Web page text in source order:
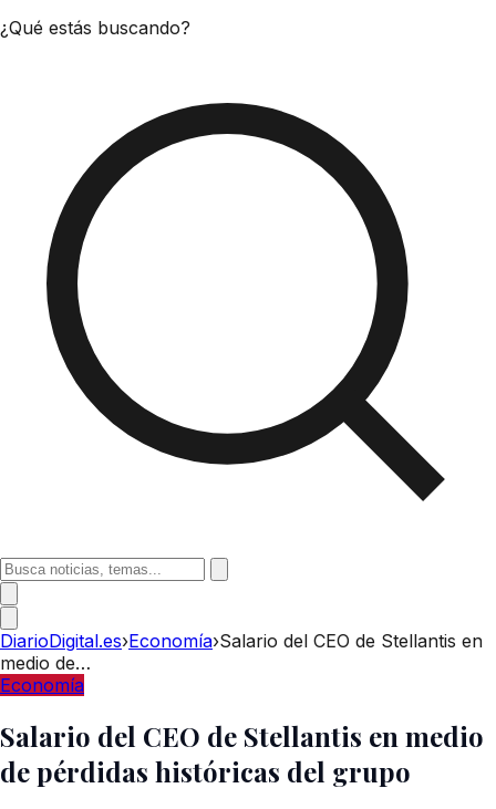
¿Qué estás buscando?
DiarioDigital.es›Economía›Salario del CEO de Stellantis en
medio de…
Economía
Salario del CEO de Stellantis en medio
de pérdidas históricas del grupo